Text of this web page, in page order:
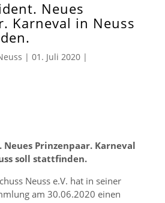
Neues
Karneval in Neuss
| 01. Juli 2020|
Neues Prinzenpaar. Karneval
soll stattfinden.
Neuss e.V. hat in seiner
am 30.06.2020 einen